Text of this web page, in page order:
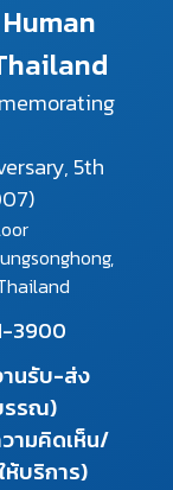
5th
3900
านรับ-ส่ง
รรณ)
ามคิดเห็น/
ห้บริการ)